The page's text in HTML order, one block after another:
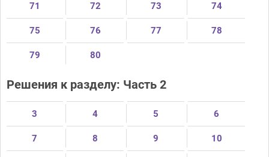
71 72 73 74
75 76 77 78
79 80
Решения к разделу: Часть 2
3 4 5 6
7 8 9 10